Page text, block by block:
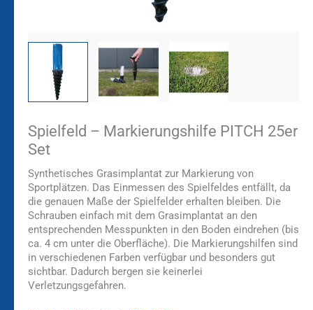
Spielfeld – Markierungshilfe PITCH 25er
Set
Synthetisches Grasimplantat zur Markierung von
Sportplätzen. Das Einmessen des Spielfeldes entfällt, da
die genauen Maße der Spielfelder erhalten bleiben. Die
Schrauben einfach mit dem Grasimplantat an den
entsprechenden Messpunkten in den Boden eindrehen (bis
ca. 4 cm unter die Oberfläche). Die Markierungshilfen sind
in verschiedenen Farben verfügbar und besonders gut
sichtbar. Dadurch bergen sie keinerlei
Verletzungsgefahren.